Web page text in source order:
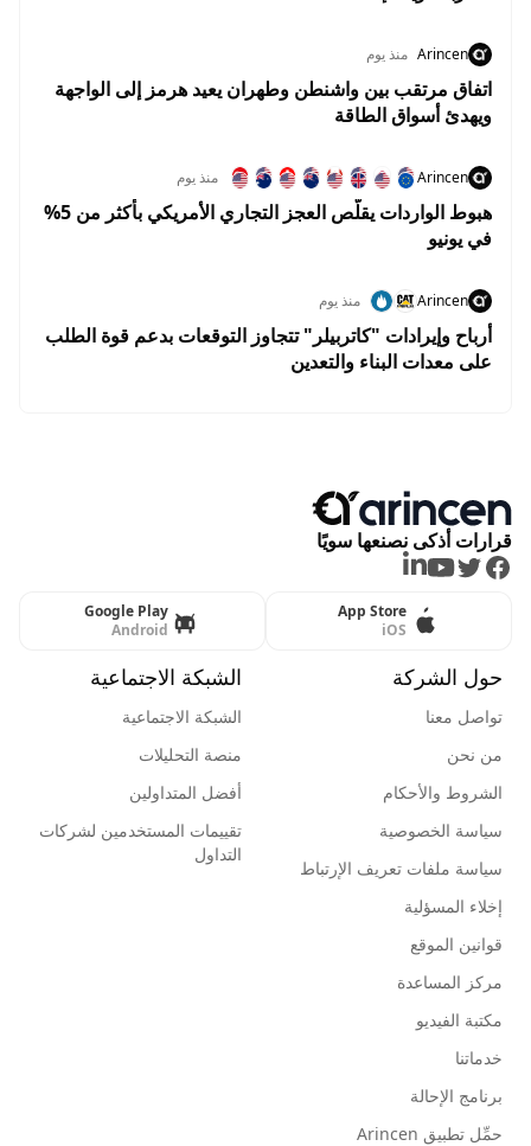
Arincen منذ يوم
اتفاق مرتقب بين واشنطن وطهران يعيد هرمز إلى الواجهة
ويهدئ أسواق الطاقة
Arincen منذ يوم
هبوط الواردات يقلّص العجز التجاري الأمريكي بأكثر من 5%
في يونيو
Arincen منذ يوم
أرباح وإيرادات "كاتربيلر" تتجاوز التوقعات بدعم قوة الطلب
على معدات البناء والتعدين
قرارات أذكى نصنعها سويًا
Facebook
Twitter
Youtube
LinkedIn
App Store
iOS
Google Play
Android
حول الشركة
تواصل معنا
من نحن
الشروط والأحكام
سياسة الخصوصية
سياسة ملفات تعريف الإرتباط
إخلاء المسؤلية
قوانين الموقع
مركز المساعدة
مكتبة الفيديو
خدماتنا
برنامج الإحالة
حمِّل تطبيق Arincen
الشبكة الاجتماعية
الشبكة الاجتماعية
منصة التحليلات
أفضل المتداولين
تقييمات المستخدمين لشركات
التداول